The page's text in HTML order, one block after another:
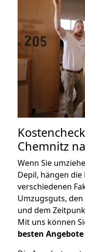
Chemnitz
Wenn Sie
Depil, hängen
verschiedenen
Umzugsguts, den
und dem
Mit uns können
besten Angebote